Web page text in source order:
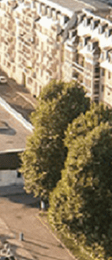
Exporter les
Exporter
Exporter
Menu
<
>
- 🎁 Caen on
- 🎉 Les
- Activités et
Ajoutez un logo,
Cliquez pour